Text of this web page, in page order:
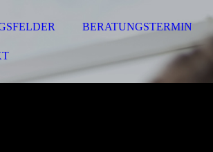
BERATUNGSTERMIN